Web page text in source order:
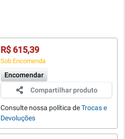
R$ 615,39
Sob Encomenda
Encomendar
Compartilhar produto
Consulte nossa política deTrocas e
Devoluções